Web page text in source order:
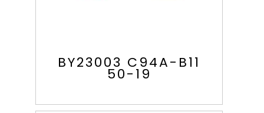
BY23003 C94A-B11
50-19